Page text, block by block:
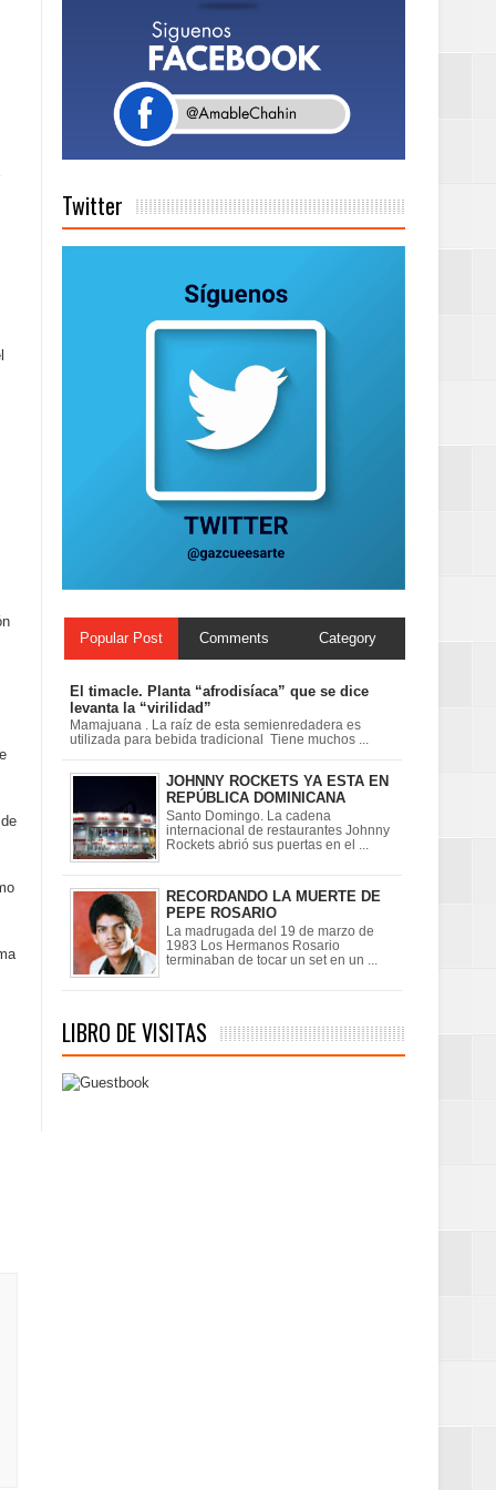
Café Santo
Capital”
de Gestión
días a
Twitter
Popular Post Comments Category
El timacle. Planta “afrodisíaca” que se dice
levanta la “virilidad”
Mamajuana . La raíz de esta semienredadera es
utilizada para bebida tradicional Tiene muchos ...
JOHNNY ROCKETS YA ESTA EN
REPÚBLICA DOMINICANA
Santo Domingo. La cadena
internacional de restaurantes Johnny
Rockets abrió sus puertas en el ...
RECORDANDO LA MUERTE DE
PEPE ROSARIO
La madrugada del 19 de marzo de
1983 Los Hermanos Rosario
terminaban de tocar un set en un ...
LIBRO DE VISITAS